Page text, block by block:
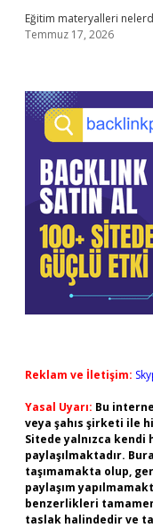
Eğitim materyalleri
Temmuz 17, 2026
Reklam ve İletişim:
Yasal Uyarı: Bu
veya şahıs şirketi ile
Sitede yalnızca kendi
paylaşılmaktadır.
taşımamakta olup,
paylaşım
benzerlikleri
taslak halindedir ve